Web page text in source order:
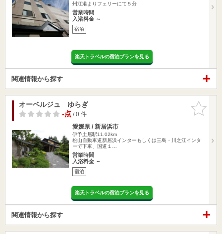
州江港よりフェリーにて５分
営業時間
入浴料金 ～
宿泊
楽天トラベルの宿泊プランを見る
関連情報から探す
お気に入
りに追加
オーベルジュ ゆらぎ
-点/ 0 件
愛媛県 / 新居浜市
伊予土居駅11.02km
松山自動車道新居浜インターもしくは三島・川之江インタ
ーで下車、国道１…
営業時間
入浴料金 ～
宿泊
楽天トラベルの宿泊プランを見る
関連情報から探す